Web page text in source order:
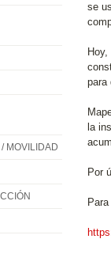
MOVILIDAD
se
para
la
Por